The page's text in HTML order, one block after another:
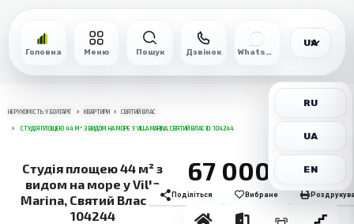
Головна Меню Пошук Дзвінок WhatsApp
UA
RU
UA
EN
НЕРУХОМІСТЬ У БОЛГАРІЇ КВАРТИРИ СВЯТИЙ ВЛАС
СТУДІЯ ПЛОЩЕЮ 44 М² З ВИДОМ НА МОРЕ У VILLA MARINA, СВЯТИЙ ВЛАС ID: 104244
Студія площею 44 м² з
видом на море у Villa
Marina, Святий Влас ID:
104244
67 000€
Поділіться Вибране